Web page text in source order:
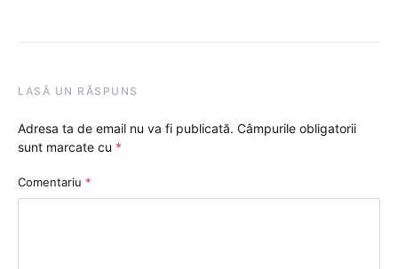
LASĂ UN RĂSPUNS
Adresa ta de email nu va fi publicată. Câmpurile obligatorii
sunt marcate cu *
Comentariu *